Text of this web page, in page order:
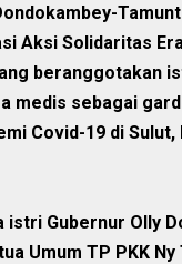
Aksi Solidaritas
beranggotakan
medis sebagai
Covid-19 di Sulut,
istri Gubernur Olly
Umum TP PKK